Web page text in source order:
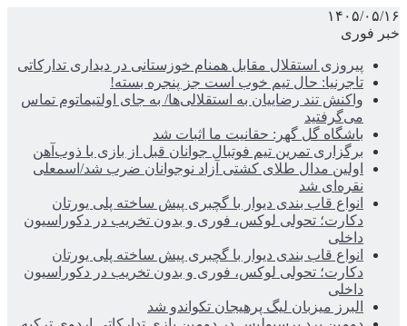
۱۴۰۵/۰۵/۱۶
خبر فوری
پیروزی استقلال مقابل همنام خوزستانی در دیداری تدارکاتی
تاجرنیا: حال تیم خوب است جز پنجره بسته!
واکنش تند رضاییان به استقلالی‌ها/ به جای اولتیماتوم تماس
می‌گرفتید
باشگاه گل گهر: حقانیت ما اثبات شد
برگزاری تمرین تیم فوتبال جوانان قبل از بازی با ذوب‌آهن
اولین مدال طلای کشتی آزاد نوجوانان ضرب شد/اسمعلی
نقره‌ای شد
انواع قاب بندی دیوار با گچبری پیش ساخته پلی یورتان
دکارت؛ تحولی لوکس، فوری و بدون تخریب در دکوراسیون
داخلی
انواع قاب بندی دیوار با گچبری پیش ساخته پلی یورتان
دکارت؛ تحولی لوکس، فوری و بدون تخریب در دکوراسیون
داخلی
البرز میزبان لیگ پرهیجان تکواندو شد